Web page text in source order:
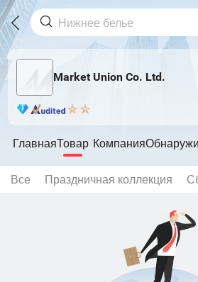
Market Union Co. Ltd.
ГлавнаяТовар Компания
Все Праздничная коллекция